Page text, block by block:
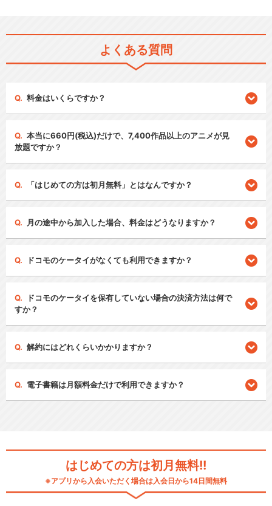
よくある質問
料金はいくらですか？
本当に660円(税込)だけで、7,400作品以上のアニメが見
放題ですか？
「はじめての方は初月無料」とはなんですか？
月の途中から加入した場合、料金はどうなりますか？
ドコモのケータイがなくても利用できますか？
ドコモのケータイを保有していない場合の決済方法は何で
すか？
解約にはどれくらいかかりますか？
電子書籍は月額料金だけで利用できますか？
はじめての方は初月無料!!
※アプリから入会いただく場合は入会日から14日間無料